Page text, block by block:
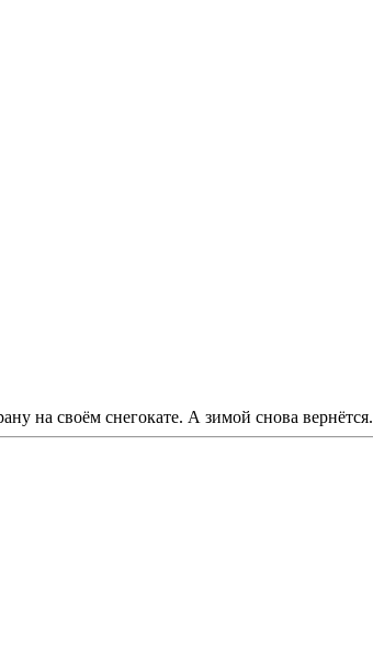
на своём снегокате. А зимой снова вернётся.